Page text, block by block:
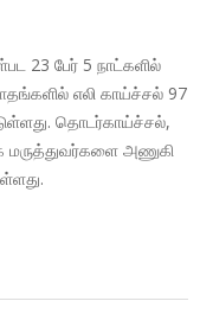
23 பேர் 5 நாட்களில்
எலி காய்ச்சல் 97
தொடர்காய்ச்சல்,
மருத்துவர்களை அணுகி